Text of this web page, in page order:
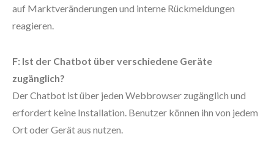
auf Marktveränderungen und interne Rückmeldungen
reagieren.
F: Ist der Chatbot über verschiedene Geräte
zugänglich?
Der Chatbot ist über jeden Webbrowser zugänglich und
erfordert keine Installation. Benutzer können ihn von jedem
Ort oder Gerät aus nutzen.